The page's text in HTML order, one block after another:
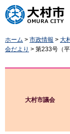
大村市
ホーム > 市政情報 > 大
会だより > 第233号（
大村市議会